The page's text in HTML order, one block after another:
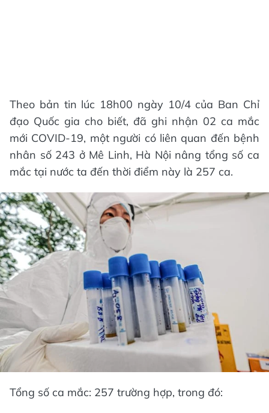
Theo bản tin lúc 18h00 ngày 10/4 của Ban Chỉ
đạo Quốc gia cho biết, đã ghi nhận 02 ca mắc
mới COVID-19, một người có liên quan đến bệnh
nhân số 243 ở Mê Linh, Hà Nội nâng tổng số ca
mắc tại nước ta đến thời điểm này là 257 ca.
Tổng số ca mắc: 257 trường hợp, trong đó: